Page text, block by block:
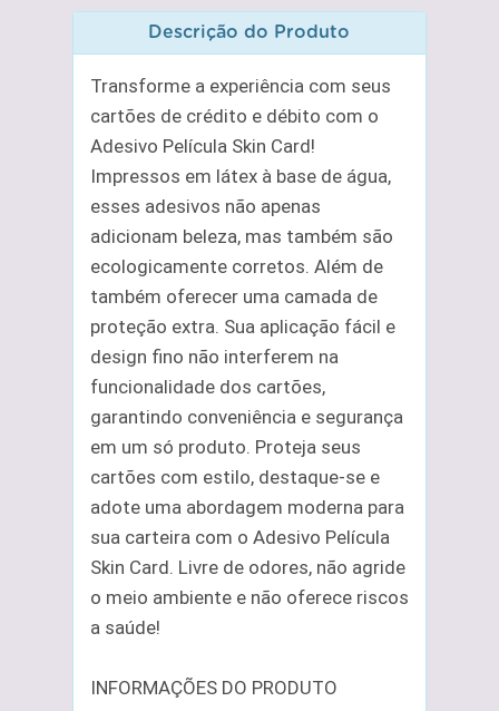
Descrição do Produto
Transforme a experiência com seus
cartões de crédito e débito com o
Adesivo Película Skin Card!
Impressos em látex à base de água,
esses adesivos não apenas
adicionam beleza, mas também são
ecologicamente corretos. Além de
também oferecer uma camada de
proteção extra. Sua aplicação fácil e
design fino não interferem na
funcionalidade dos cartões,
garantindo conveniência e segurança
em um só produto. Proteja seus
cartões com estilo, destaque-se e
adote uma abordagem moderna para
sua carteira com o Adesivo Película
Skin Card. Livre de odores, não agride
o meio ambiente e não oferece riscos
a saúde!
INFORMAÇÕES DO PRODUTO